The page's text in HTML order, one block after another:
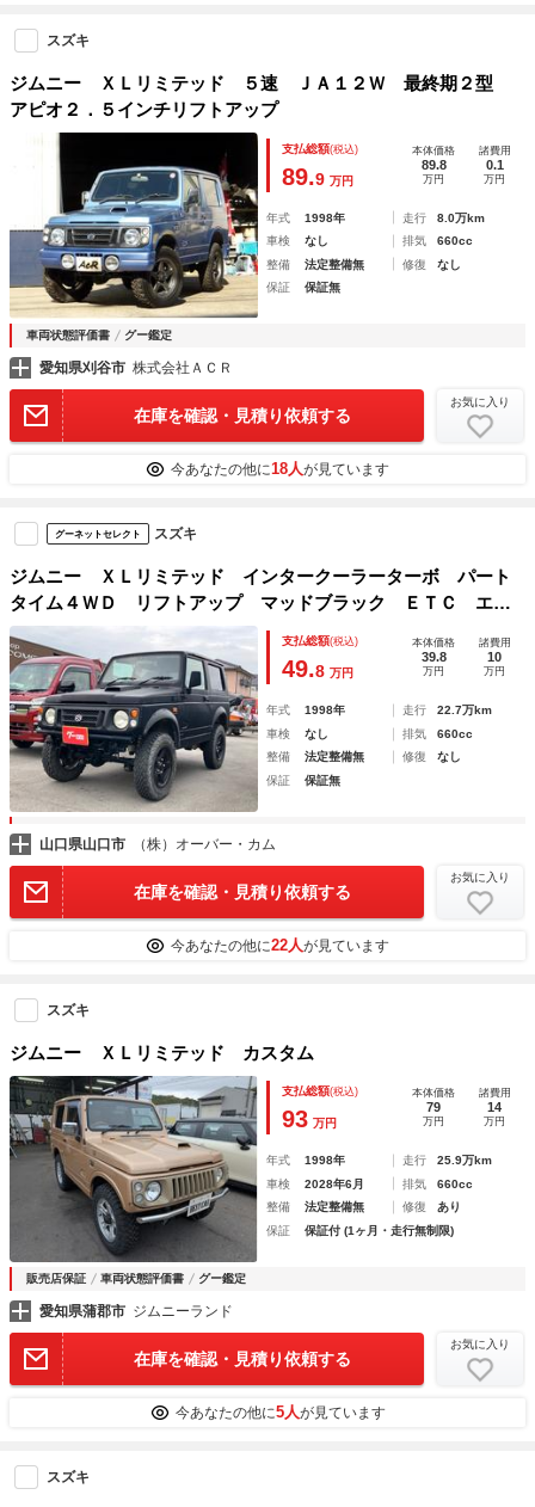
スズキ
ジムニー ＸＬリミテッド ５速 ＪＡ１２Ｗ 最終期２型
アピオ２．５インチリフトアップ
支払総額(税込)
89.9 万円
本体価格
89.8
万円
諸費用
0.1
万円
年式 1998年 走行
8.0万km
車検
なし 排気
660cc
整備
法定整備無 修復
なし
保証
保証無
車両状態評価書 グー鑑定
愛知県刈谷市 株式会社ＡＣＲ
在庫を確認・見積り依頼する
お気に入り
今あなたの他に18人が見ています
グーネットセレクト スズキ
ジムニー ＸＬリミテッド インタークーラーターボ パート
タイム４ＷＤ リフトアップ マッドブラック ＥＴＣ エア
コン ＣＤ アルミホイール
支払総額(税込)
49.8 万円
本体価格
39.8
万円
諸費用
10
万円
年式 1998年 走行
22.7万km
車検
なし 排気
660cc
整備
法定整備無 修復
なし
保証
保証無
山口県山口市 （株）オーバー・カム
在庫を確認・見積り依頼する
お気に入り
今あなたの他に22人が見ています
スズキ
ジムニー ＸＬリミテッド カスタム
支払総額(税込)
93 万円
本体価格
79
万円
諸費用
14
万円
年式 1998年 走行
25.9万km
車検
2028年6月 排気
660cc
整備
法定整備無 修復
あり
保証
保証付 (1ヶ月・走行無制限)
販売店保証 車両状態評価書 グー鑑定
愛知県蒲郡市 ジムニーランド
在庫を確認・見積り依頼する
お気に入り
今あなたの他に5人が見ています
スズキ